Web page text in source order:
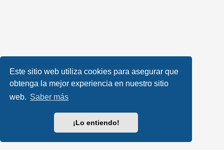
Este sitio web utiliza cookies para asegurar que
obtenga la mejor experiencia en nuestro sitio
web. Saber más
¡Lo entiendo!